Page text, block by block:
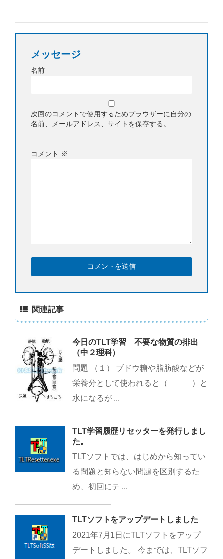
メッセージ
名前
次回のコメントで使用するためブラウザーに自分の
名前、メールアドレス、サイトを保存する。
コメント ※
関連記事
今日のTLT学習 不要な物質の排出
（中２理科）
問題 （１） ブドウ糖や脂肪酸などが
栄養分として使われると（ ）と
水になるが ...
TLT学習履歴リセッターを発行しまし
た。
TLTソフトでは、はじめから知ってい
る問題と知らない問題を区別するた
め、初回にテ ...
TLTソフトをアップデートしました
2021年7月1日にTLTソフトをアップ
デートしました。 今までは、TLTソフ